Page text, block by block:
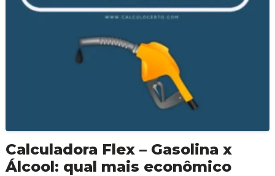
Calculadora Flex – Gasolina x
Álcool: qual mais econômico